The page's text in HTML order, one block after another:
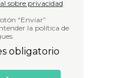
sobre privacidad.
“Enviar”
la política de
obligatorio